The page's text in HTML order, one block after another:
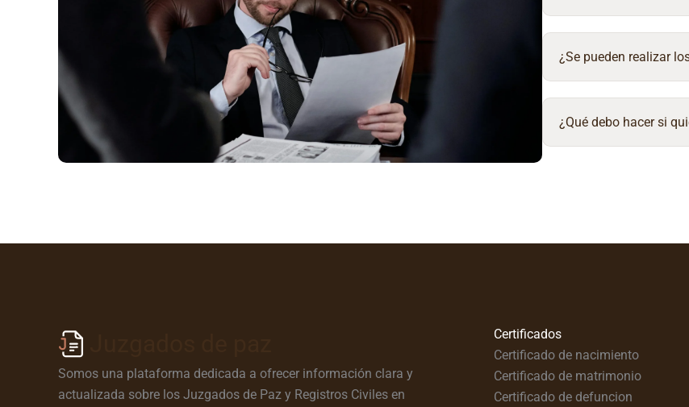
¿Se pueden realizar
¿Qué debo hacer si
Somos una plataforma dedicada a ofrecer información clara y
actualizada sobre los Juzgados de Paz y Registros Civiles en
Certificados
Certificado de nacimiento
Certificado de matrimonio
Certificado de defuncion